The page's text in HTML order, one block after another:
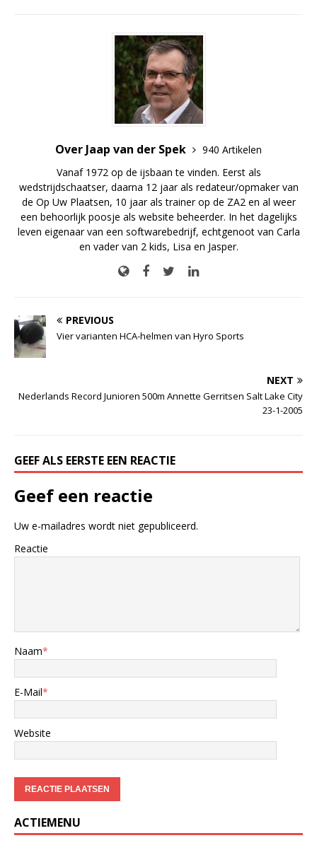
Over Jaap van der Spek
940 Artikelen
Vanaf 1972 op de ijsbaan te vinden. Eerst als
wedstrijdschaatser, daarna 12 jaar als redateur/opmaker van
de Op Uw Plaatsen, 10 jaar als trainer op de ZA2 en al weer
een behoorlijk poosje als website beheerder. In het dagelijks
leven eigenaar van een softwarebedrijf, echtgenoot van Carla
en vader van 2 kids, Lisa en Jasper.
PREVIOUS
Vier varianten HCA-helmen van Hyro Sports
NEXT
Nederlands Record Junioren 500m Annette Gerritsen Salt Lake City
23-1-2005
GEEF ALS EERSTE EEN REACTIE
Geef een reactie
Uw e-mailadres wordt niet gepubliceerd.
Reactie
Naam*
E-Mail*
Website
ACTIEMENU